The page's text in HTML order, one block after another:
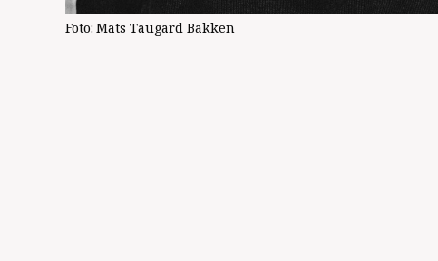
Foto: Mats Taugard Bakken